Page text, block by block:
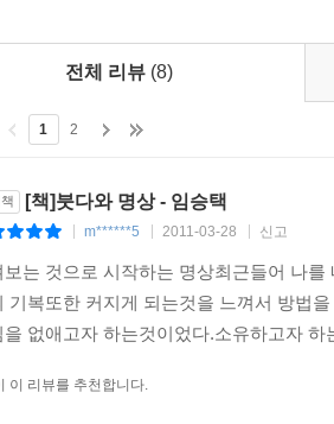
를 하려면 음식이 주는 달콤함의 유혹을
를 무한 반복해야 한다. 마찬가지로
데서 시작한다고 했다. 그 이후에는
예가 되지 않도록 해야 한다. 그러기
연에 방지할 수 있다는 것이다. 이처럼
의 실천을 통해 모든 느낌이 한순간에
않고 스스로의 의지에 따른 선택적
변신이나 탈바꿈을 조절할 수 있게 된
전체 리뷰 (8)
1 2
[책]붓다와 명상 - 임승택
m******5 2011-03-28 신고
보는 것으로 시작하는 명상최근들어 나
기복또한 커지게 되는것을 느껴서 방법
을 없애고자 하는것이었다.소유하고자
이 리뷰를 추천합니다.